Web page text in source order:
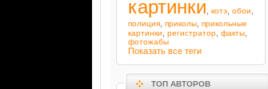
картинки котэ обои
полиция приколы прикольные
картинки
регистратор факты
фотожабы
Показать все теги
ТОП АВТОРОВ